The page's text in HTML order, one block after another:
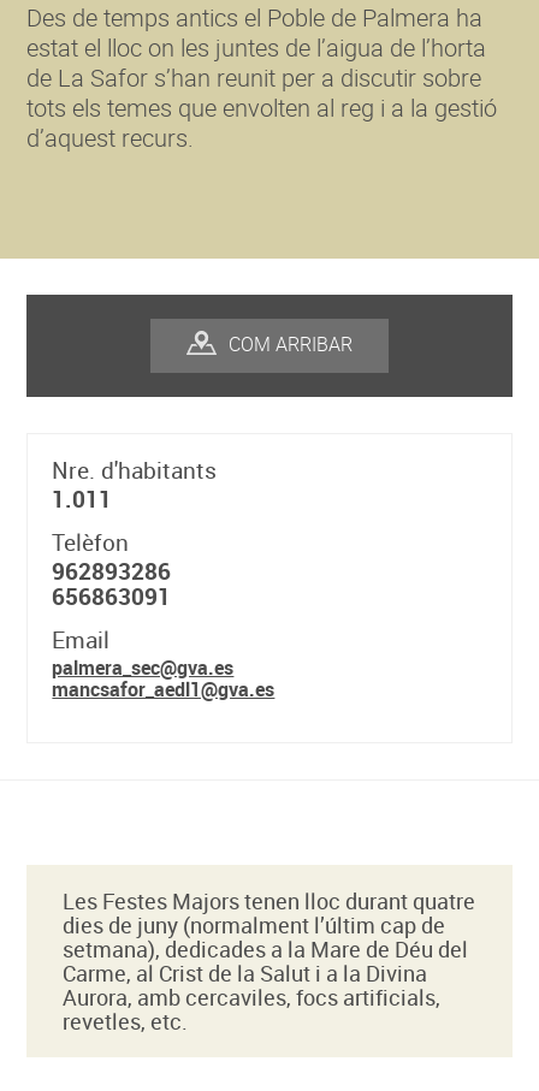
Des de temps antics el Poble de Palmera ha
estat el lloc on les juntes de l’aigua de l’horta
de La Safor s’han reunit per a discutir sobre
tots els temes que envolten al reg i a la gestió
d’aquest recurs.
COM ARRIBAR
Nre. d'habitants
1.011
Telèfon
962893286
656863091
Email
palmera_sec@gva.es
mancsafor_aedl1@gva.es
Les Festes Majors tenen lloc durant quatre
dies de juny (normalment l’últim cap de
setmana), dedicades a la Mare de Déu del
Carme, al Crist de la Salut i a la Divina
Aurora, amb cercaviles, focs artificials,
revetles, etc.